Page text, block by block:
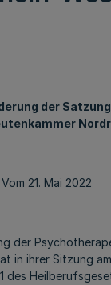
der Satzung
Vom 21. Mai 2022
der
in ihrer Sitzung
des